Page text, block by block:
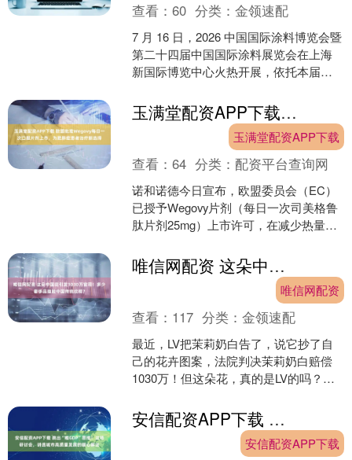
查看：60 分类：金领速配
7 月 16 日，2026 中国国际涂料博览会暨
第二十四届中国国际涂料展览会在上海
新国际博览中心火热开展，依托本届行
上海援疆巴....
玉满堂配资APP下载 欧盟批准Wegovy每日一次口服片剂上市，为肥胖症患者治疗新选择
玉满堂配资APP下载
查看：64 分类：配资平台查询网
诺和诺德今日宣布，欧盟委员会（EC）
已授予Wegovy片剂（每日一次司美格鲁
肽片剂25mg）上市许可，在减少热量饮
（BMI ≥3....
唯信网配资 这朵中国花引发1030万官司！多少奢侈品撞脸中国传统纹样？
唯信网配资
查看： 117 分类：金领速配
最近，LV把茉莉奶白告了，说它抄了自
己的花卉图案，法院判决茉莉奶白赔偿
1030万！但这朵花，真的是LV的吗？奢
少？....
安信配资APP下载 跳出“唯GDP”思维！这场研讨会，讲透城市高质量发展的暖心解法
安信配资APP下载